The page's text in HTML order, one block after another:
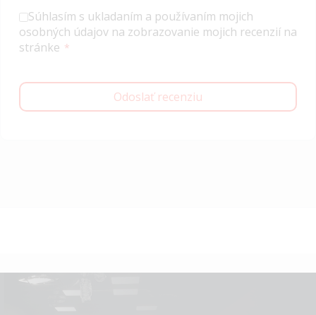
Súhlasím s ukladaním a používaním mojich
osobných údajov na zobrazovanie mojich recenzií na
stránke
Odoslať recenziu